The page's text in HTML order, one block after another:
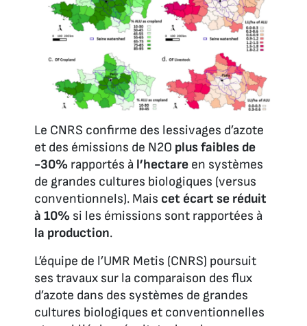
Le CNRS confirme des lessivages d’azote
et des émissions de N2O plus faibles de
-30% rapportés à l’hectare en systèmes
de grandes cultures biologiques (versus
conventionnels). Mais cet écart se réduit
à 10% si les émissions sont rapportées à
la production.
L’équipe de l’UMR Metis (CNRS) poursuit
ses travaux sur la comparaison des flux
d’azote dans des systèmes de grandes
cultures biologiques et conventionnelles